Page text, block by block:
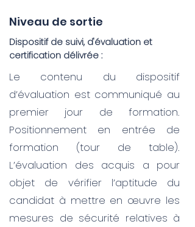
Niveau de sortie
Dispositif de suivi, d'évaluation et
certification délivrée :
Le contenu du dispositif
d’évaluation est communiqué au
premier jour de formation.
Positionnement en entrée de
formation (tour de table).
L’évaluation des acquis a pour
objet de vérifier l’aptitude du
candidat à mettre en œuvre les
mesures de sécurité relatives à